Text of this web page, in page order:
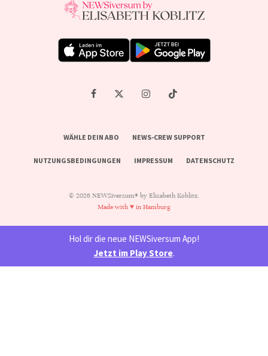
WÄHLE DEIN ABO NEWS-CREW SUPPORT
NUTZUNGSBEDINGUNGEN IMPRESSUM DATENSCHUTZ
© 2026 NEWSiversum® by Elisabeth Koblitz.
Made with ♥ in Hamburg
Hol dir die neue NEWSiversum App!
Jetzt im Play Store.